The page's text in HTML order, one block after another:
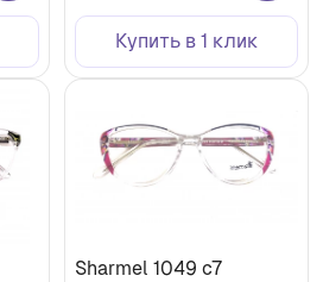
Купить в 1 клик
Sharmel 1049 c7